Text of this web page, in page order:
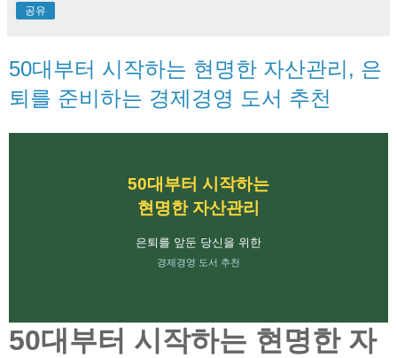
공유
50대부터 시작하는 현명한 자산관리, 은
퇴를 준비하는 경제경영 도서 추천
50대부터 시작하는
현명한 자산관리
은퇴를 앞둔 당신을 위한
경제경영 도서 추천
50대부터 시작하는 현명한 자